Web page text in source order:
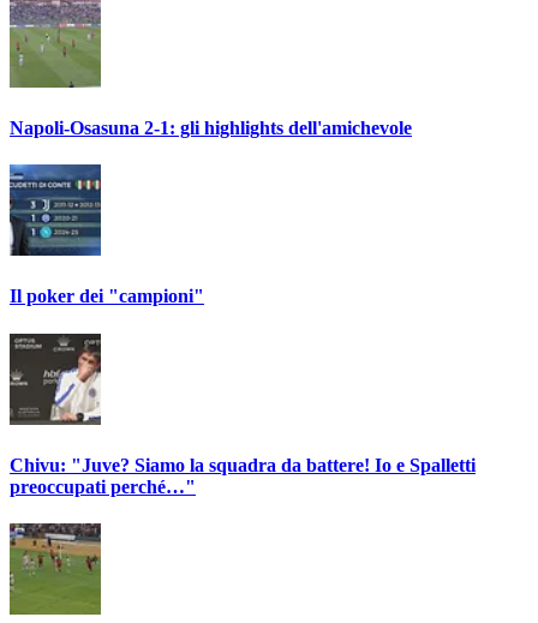
Napoli-Osasuna 2-1: gli highlights dell'amichevole
Il poker dei "campioni"
Chivu: "Juve? Siamo la squadra da battere! Io e Spalletti
preoccupati perché…"